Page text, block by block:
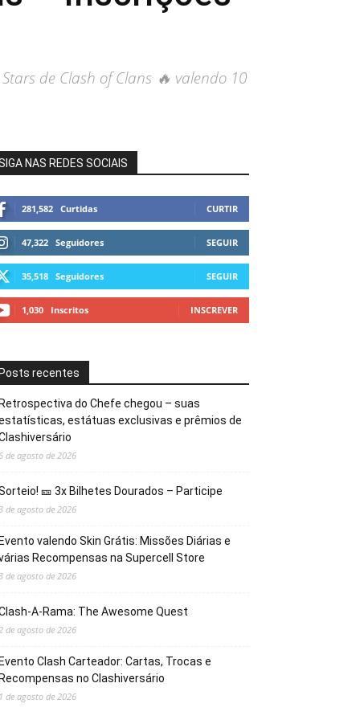
de Clash of Clans 🔥 valendo 10
NAS REDES SOCIAIS
281,582 Curtidas CURTIR
47,322 Seguidores SEGUIR
35,518 Seguidores SEGUIR
1,030 Inscritos INSCREVER
recentes
do Chefe chegou – suas
estátuas exclusivas e prêmios de
de agosto de 2026
🎫 3x Bilhetes Dourados – Participe
de agosto de 2026
valendo Skin Grátis: Missões Diárias e
Recompensas na Supercell Store
de agosto de 2026
A-Rama: The Awesome Quest
de agosto de 2026
Clash Carteador: Cartas, Trocas e
no Clashiversário
de agosto de 2026